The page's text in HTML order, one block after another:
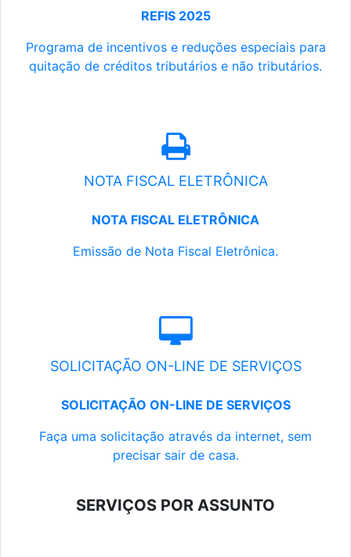
REFIS 2025
Programa de incentivos e reduções especiais para
quitação de créditos tributários e não tributários.
NOTA FISCAL ELETRÔNICA
NOTA FISCAL ELETRÔNICA
Emissão de Nota Fiscal Eletrônica.
SOLICITAÇÃO ON-LINE DE SERVIÇOS
SOLICITAÇÃO ON-LINE DE SERVIÇOS
Faça uma solicitação através da internet, sem
precisar sair de casa.
SERVIÇOS POR ASSUNTO